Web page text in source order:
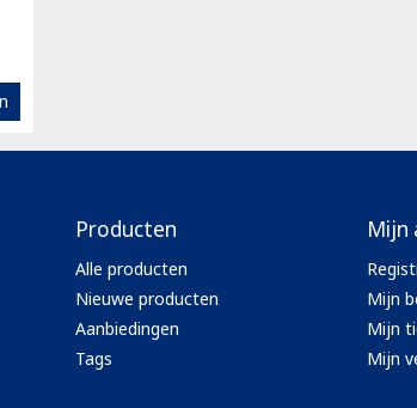
Producten
Alle producten
Nieuwe producten
Aanbiedingen
Tags
Mijn
Mijn
Mijn
Mijn